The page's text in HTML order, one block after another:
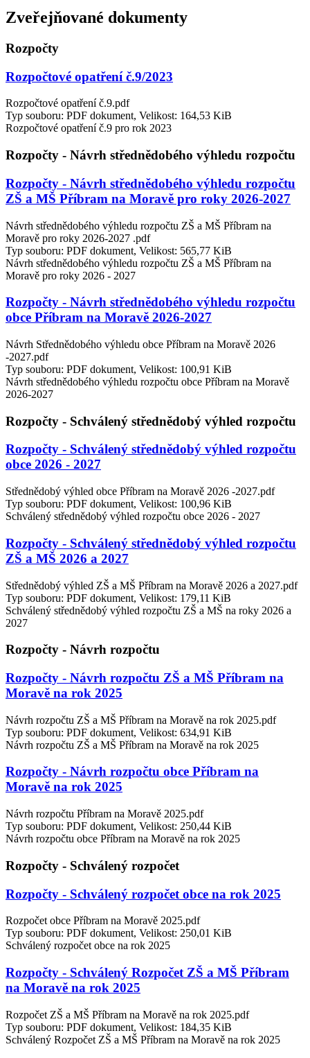
Zveřejňované dokumenty
Rozpočty
Rozpočtové opatření č.9/2023
Rozpočtové opatření č.9.pdf
Typ souboru: PDF dokument, Velikost: 164,53 KiB
Rozpočtové opatření č.9 pro rok 2023
Rozpočty - Návrh střednědobého výhledu rozpočtu
Rozpočty - Návrh střednědobého výhledu rozpočtu
ZŠ a MŠ Příbram na Moravě pro roky 2026-2027
Návrh střednědobého výhledu rozpočtu ZŠ a MŠ Příbram na
Moravě pro roky 2026-2027 .pdf
Typ souboru: PDF dokument, Velikost: 565,77 KiB
Návrh střednědobého výhledu rozpočtu ZŠ a MŠ Příbram na
Moravě pro roky 2026 - 2027
Rozpočty - Návrh střednědobého výhledu rozpočtu
obce Příbram na Moravě 2026-2027
Návrh Střednědobého výhledu obce Příbram na Moravě 2026
-2027.pdf
Typ souboru: PDF dokument, Velikost: 100,91 KiB
Návrh střednědobého výhledu rozpočtu obce Příbram na Moravě
2026-2027
Rozpočty - Schválený střednědobý výhled rozpočtu
Rozpočty - Schválený střednědobý výhled rozpočtu
obce 2026 - 2027
Střednědobý výhled obce Příbram na Moravě 2026 -2027.pdf
Typ souboru: PDF dokument, Velikost: 100,96 KiB
Schválený střednědobý výhled rozpočtu obce 2026 - 2027
Rozpočty - Schválený střednědobý výhled rozpočtu
ZŠ a MŠ 2026 a 2027
Střednědobý výhled ZŠ a MŠ Příbram na Moravě 2026 a 2027.pdf
Typ souboru: PDF dokument, Velikost: 179,11 KiB
Schválený střednědobý výhled rozpočtu ZŠ a MŠ na roky 2026 a
2027
Rozpočty - Návrh rozpočtu
Rozpočty - Návrh rozpočtu ZŠ a MŠ Příbram na
Moravě na rok 2025
Návrh rozpočtu ZŠ a MŠ Příbram na Moravě na rok 2025.pdf
Typ souboru: PDF dokument, Velikost: 634,91 KiB
Návrh rozpočtu ZŠ a MŠ Příbram na Moravě na rok 2025
Rozpočty - Návrh rozpočtu obce Příbram na
Moravě na rok 2025
Návrh rozpočtu Příbram na Moravě 2025.pdf
Typ souboru: PDF dokument, Velikost: 250,44 KiB
Návrh rozpočtu obce Příbram na Moravě na rok 2025
Rozpočty - Schválený rozpočet
Rozpočty - Schválený rozpočet obce na rok 2025
Rozpočet obce Příbram na Moravě 2025.pdf
Typ souboru: PDF dokument, Velikost: 250,01 KiB
Schválený rozpočet obce na rok 2025
Rozpočty - Schválený Rozpočet ZŠ a MŠ Příbram
na Moravě na rok 2025
Rozpočet ZŠ a MŠ Příbram na Moravě na rok 2025.pdf
Typ souboru: PDF dokument, Velikost: 184,35 KiB
Schválený Rozpočet ZŠ a MŠ Příbram na Moravě na rok 2025